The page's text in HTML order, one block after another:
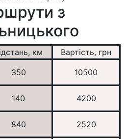
з
км
Вартість, грн
350 10500
140 4200
840 2520